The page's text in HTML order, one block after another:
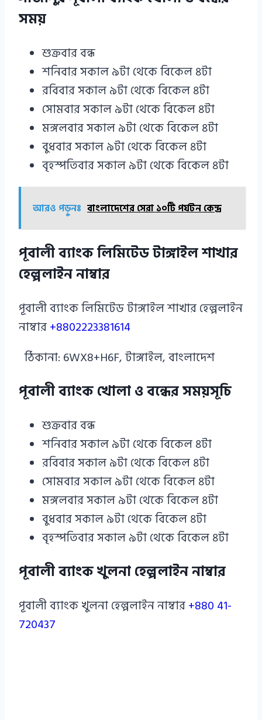
সময়
শুক্রবার বন্ধ
শনিবার সকাল ৯টা থেকে বিকেল ৪টা
রবিবার সকাল ৯টা থেকে বিকেল ৪টা
সোমবার সকাল ৯টা থেকে বিকেল ৪টা
মঙ্গলবার সকাল ৯টা থেকে বিকেল ৪টা
বুধবার সকাল ৯টা থেকে বিকেল ৪টা
বৃহস্পতিবার সকাল ৯টা থেকে বিকেল ৪টা
আরও পড়ুনঃ বাংলাদেশের সেরা ১০টি পর্যটন কেন্দ্র
পূবালী ব্যাংক লিমিটেড টাঙ্গাইল শাখার
হেল্পলাইন নাম্বার
পূবালী ব্যাংক লিমিটেড টাঙ্গাইল শাখার হেল্পলাইন
নাম্বার+8802223381614
ঠিকানা: 6WX8+H6F, টাঙ্গাইল, বাংলাদেশ
পূবালী ব্যাংক খোলা ও বন্ধের সময়সূচি
শুক্রবার বন্ধ
শনিবার সকাল ৯টা থেকে বিকেল ৪টা
রবিবার সকাল ৯টা থেকে বিকেল ৪টা
সোমবার সকাল ৯টা থেকে বিকেল ৪টা
মঙ্গলবার সকাল ৯টা থেকে বিকেল ৪টা
বুধবার সকাল ৯টা থেকে বিকেল ৪টা
বৃহস্পতিবার সকাল ৯টা থেকে বিকেল ৪টা
পূবালী ব্যাংক খুলনা হেল্পলাইন নাম্বার
পূবালী ব্যাংক খুলনা হেল্পলাইন নাম্বার+880 41-
720437